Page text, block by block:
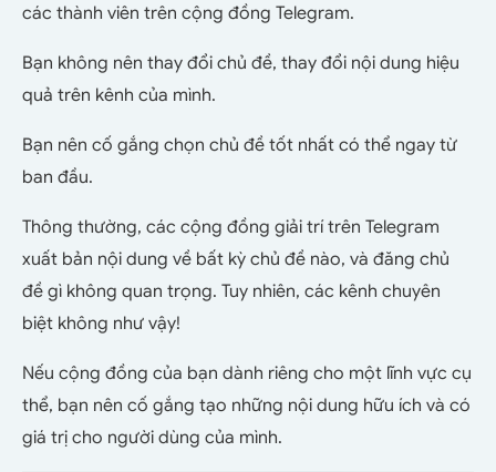
các thành viên trên cộng đồng Telegram.
Bạn không nên thay đổi chủ đề, thay đổi nội dung hiệu
quả trên kênh của mình.
Bạn nên cố gắng chọn chủ đề tốt nhất có thể ngay từ
ban đầu.
Thông thường, các cộng đồng giải trí trên Telegram
xuất bản nội dung về bất kỳ chủ đề nào, và đăng chủ
đề gì không quan trọng. Tuy nhiên, các kênh chuyên
biệt không như vậy!
Nếu cộng đồng của bạn dành riêng cho một lĩnh vực cụ
thể, bạn nên cố gắng tạo những nội dung hữu ích và có
giá trị cho người dùng của mình.